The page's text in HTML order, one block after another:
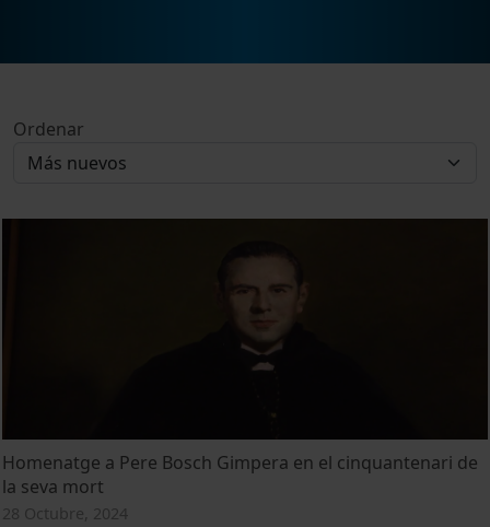
Ordenar
Homenatge a Pere Bosch Gimpera en el cinquantenari de
la seva mort
28 Octubre, 2024